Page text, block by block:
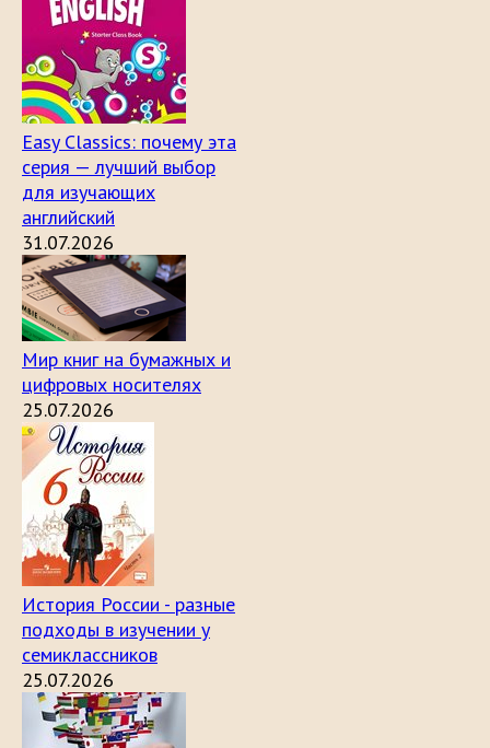
Easy Classics: почему эта
серия — лучший выбор
для изучающих
английский
31.07.2026
Мир книг на бумажных и
цифровых носителях
25.07.2026
История России - разные
подходы в изучении у
семиклассников
25.07.2026